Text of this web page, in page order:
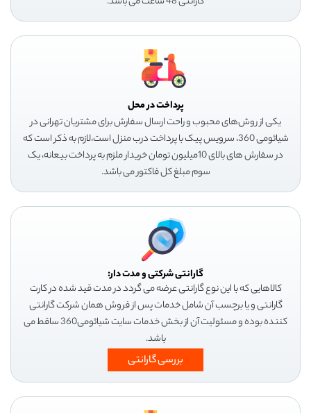
پرداخت در محل
یکی از روش‌های محبوب و راحت ارسال سفارش برای مشتریان تهرانی در
شیائومی 360، سرویس پیک با پرداخت درب منزل است،لازم به ذکر است که
در سفارش های بالای 10میلیون تومان خریدار ملزم به پرداخت بیعانه، یک
سوم مبلغ کل فاکتور می باشد.
گارانتی شرکتی و مدت دار:
کالاهایی که با این نوع گارانتی عرضه می گردد در مدت قید شده در کارت
گارانتی و یا برچسب آن شامل خدمات پس از فروش همان شرکت گارانتی
کننده بوده و مسئولیت آن از بخش خدمات سایت شیائومی360 ساقط می
باشد.
بررسی گارانتی